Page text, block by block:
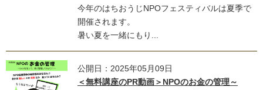
今年のはちおうじNPOフェスティバルは夏季で
開催されます。
暑い夏を一緒にもり...
公開日：2025年05月09日
＜無料講座のPR動画＞NPOのお金の管理～